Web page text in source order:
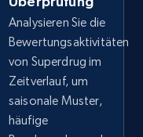
Seller rating,
category, and
anfangen
Analysieren Sie die
Bewertungsaktivitäten
von Superdrug im
Zeitverlauf, um
saisonale Muster,
häufige